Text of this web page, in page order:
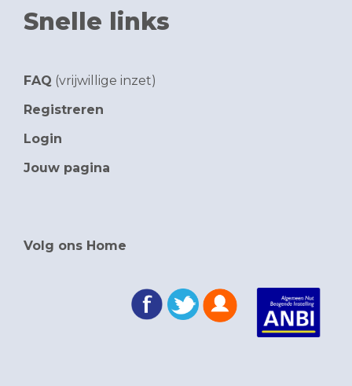
Snelle links
FAQ (vrijwillige inzet)
Registreren
Login
Jouw pagina
Volg ons Home